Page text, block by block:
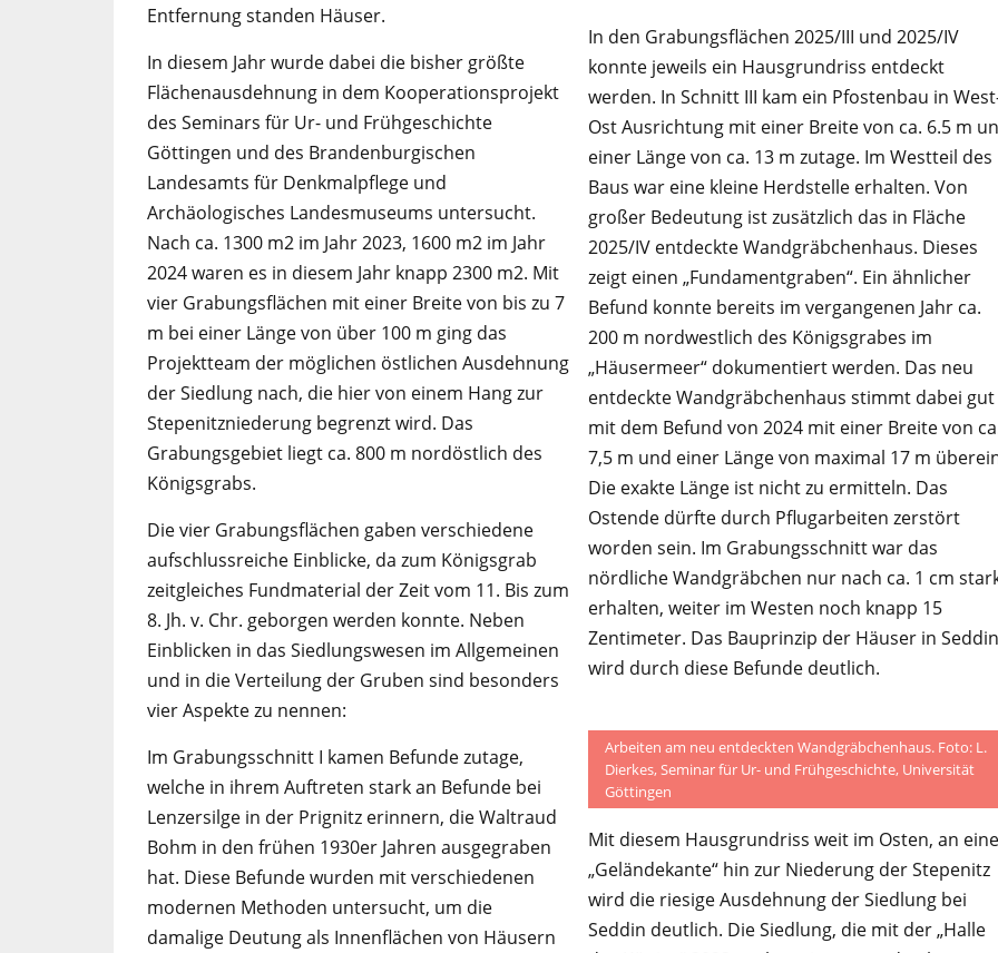
Entfernung standen Häuser.
In diesem Jahr wurde dabei die bisher größte
Flächenausdehnung in dem Kooperationsprojekt
des Seminars für Ur- und Frühgeschichte
Göttingen und des Brandenburgischen
Landesamts für Denkmalpflege und
Archäologisches Landesmuseums untersucht.
Nach ca. 1300 m2 im Jahr 2023, 1600 m2 im Jahr
2024 waren es in diesem Jahr knapp 2300 m2. Mit
vier Grabungsflächen mit einer Breite von bis zu 7
m bei einer Länge von über 100 m ging das
Projektteam der möglichen östlichen Ausdehnung
der Siedlung nach, die hier von einem Hang zur
Stepenitzniederung begrenzt wird. Das
Grabungsgebiet liegt ca. 800 m nordöstlich des
Königsgrabs.
Die vier Grabungsflächen gaben verschiedene
aufschlussreiche Einblicke, da zum Königsgrab
zeitgleiches Fundmaterial der Zeit vom 11. Bis zum
8. Jh. v. Chr. geborgen werden konnte. Neben
Einblicken in das Siedlungswesen im Allgemeinen
und in die Verteilung der Gruben sind besonders
vier Aspekte zu nennen:
Im Grabungsschnitt I kamen Befunde zutage,
welche in ihrem Auftreten stark an Befunde bei
Lenzersilge in der Prignitz erinnern, die Waltraud
Bohm in den frühen 1930er Jahren ausgegraben
hat. Diese Befunde wurden mit verschiedenen
modernen Methoden untersucht, um die
damalige Deutung als Innenflächen von Häusern
In den Grabungsflächen 2025/III und 2025/IV
konnte jeweils ein Hausgrundriss entdeckt
werden. In Schnitt III kam ein Pfostenbau in
Ost Ausrichtung mit einer Breite von ca. 6.5 m
einer Länge von ca. 13 m zutage. Im Westteil des
Baus war eine kleine Herdstelle erhalten. Von
großer Bedeutung ist zusätzlich das in Fläche
2025/IV entdeckte Wandgräbchenhaus. Dieses
zeigt einen „Fundamentgraben“. Ein ähnlicher
Befund konnte bereits im vergangenen Jahr ca.
200 m nordwestlich des Königsgrabes im
„Häusermeer“ dokumentiert werden. Das neu
entdeckte Wandgräbchenhaus stimmt dabei gut
mit dem Befund von 2024 mit einer Breite von
7,5 m und einer Länge von maximal 17 m
Die exakte Länge ist nicht zu ermitteln. Das
Ostende dürfte durch Pflugarbeiten zerstört
worden sein. Im Grabungsschnitt war das
nördliche Wandgräbchen nur nach ca. 1 cm
erhalten, weiter im Westen noch knapp 15
Zentimeter. Das Bauprinzip der Häuser in Seddin
wird durch diese Befunde deutlich.
Arbeiten am neu entdeckten Wandgräbchenhaus. Foto: L.
Dierkes, Seminar für Ur- und Frühgeschichte, Universität
Göttingen
Mit diesem Hausgrundriss weit im Osten, an
„Geländekante“ hin zur Niederung der Stepenitz
wird die riesige Ausdehnung der Siedlung bei
Seddin deutlich. Die Siedlung, die mit der „Halle